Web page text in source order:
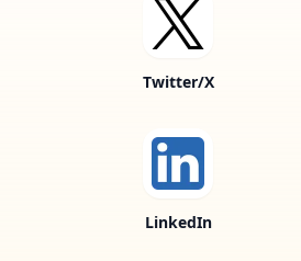
Twitter/X
LinkedIn